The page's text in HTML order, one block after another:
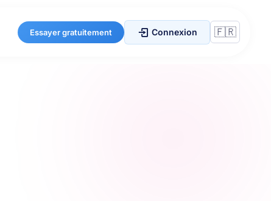
Essayer gratuitement Connexion